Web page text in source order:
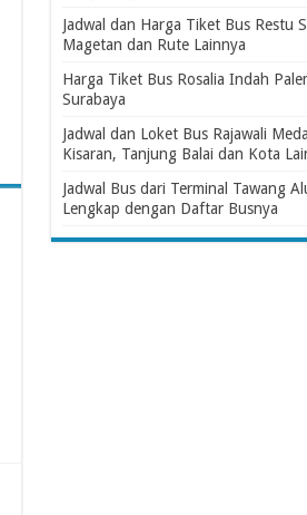
Jadwal dan Harga Tiket Bus Restu
Magetan dan Rute Lainnya
Harga Tiket Bus Rosalia Indah
Surabaya
Jadwal dan Loket Bus Rajawali
Kisaran, Tanjung Balai dan Kota
Jadwal Bus dari Terminal Tawang
Lengkap dengan Daftar Busnya